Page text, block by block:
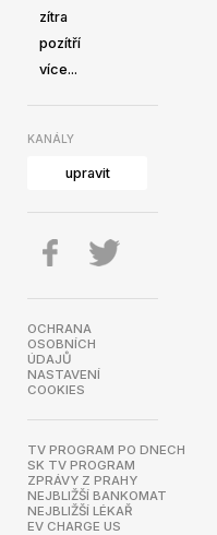
zítra
pozítří
více...
KANÁLY
upravit
OCHRANA
OSOBNÍCH
ÚDAJŮ
NASTAVENÍ
COOKIES
TV PROGRAM PO DNECH
SK TV PROGRAM
ZPRÁVY Z PRAHY
NEJBLIŽŠÍ BANKOMAT
NEJBLIŽŠÍ LÉKAŘ
EV CHARGE US